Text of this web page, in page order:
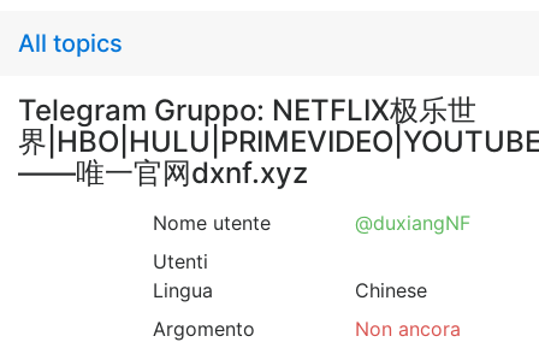
All topics
Telegram Gruppo: NETFLIX极乐世
界
——唯一官网dxnf.xyz
Nome utente
@duxiangNF
Utenti
Lingua
Chinese
Argomento
Non ancora